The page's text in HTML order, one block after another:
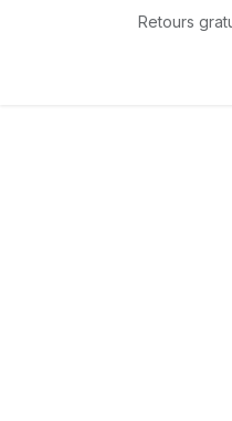
Se rendre au contenu
Retours